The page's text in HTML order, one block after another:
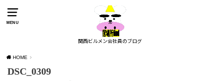
MENU
関西ビルメン会社員のブログ
HOME
DSC_0309